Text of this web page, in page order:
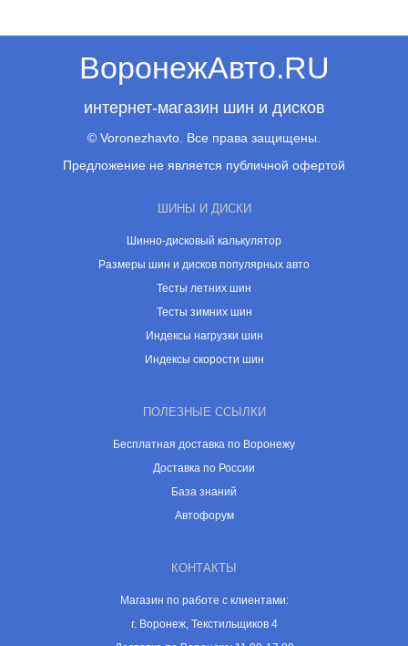
ВоронежАвто.RU
интернет-магазин шин и дисков
© Voronezhavto. Все права защищены.
Предложение не является публичной офертой
ШИНЫ И ДИСКИ
Шинно-дисковый калькулятор
Размеры шин и дисков популярных авто
Тесты летних шин
Тесты зимних шин
Индексы нагрузки шин
Индексы скорости шин
ПОЛЕЗНЫЕ ССЫЛКИ
Бесплатная доставка по Воронежу
Доставка по России
База знаний
Автофорум
КОНТАКТЫ
Магазин по работе с клиентами:
г. Воронеж, Текстильщиков 4